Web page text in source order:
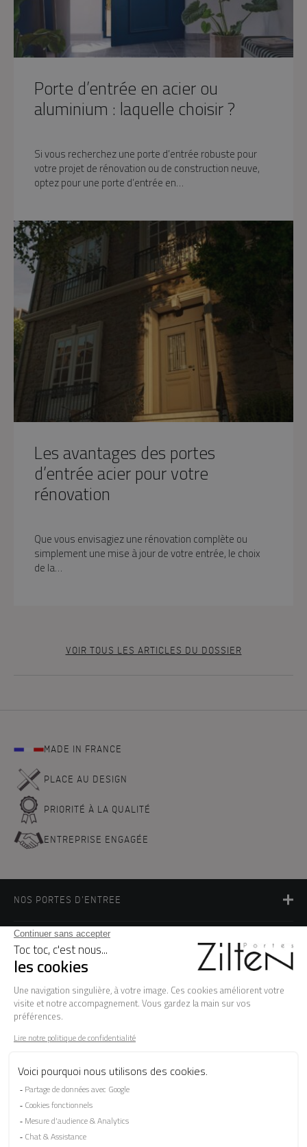
Porte d’entrée en acier ou
aluminium : laquelle choisir ?
Si vous recherchez une porte d’entrée robuste pour
votre projet de rénovation ou de construction neuve,
optez pour une porte d’entrée en…
Les avantages des portes
d’entrée acier pour votre
rénovation
Que vous envisagiez une rénovation complète ou
simplement une mise à jour de votre entrée, le choix
de la…
VOIR TOUS LES ARTICLES DU DOSSIER
MADE IN FRANCE
PLACE AU DESIGN
PRIORITÉ À LA QUALITÉ
ENTREPRISE ENGAGÉE
NOS PORTES D'ENTREE
FAQ
Les garanties
Le SAV
Besoin d'informations ? Nos conseillers
CONTACTEZ-NOUS
SUIVEZ-NOUS SUR LES RÉSEAUX SOCIAUX !